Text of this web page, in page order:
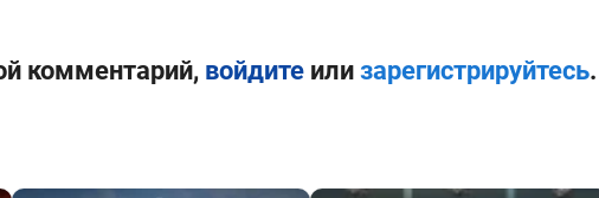
комментарий, войдитеили зарегистрируйтесь.